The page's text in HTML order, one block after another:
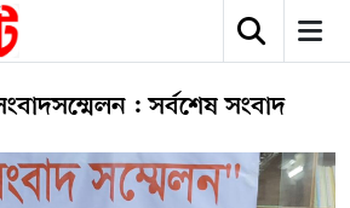
: সর্বশেষ সংবাদ